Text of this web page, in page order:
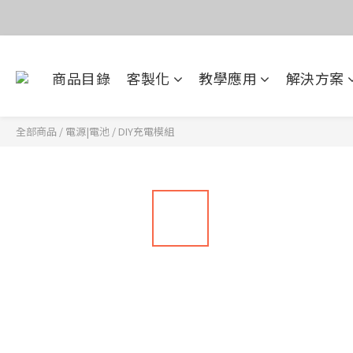
價
商品目錄 客製化 教學應用 解決方案
全部商品 / 電源|電池 / DIY充電模組